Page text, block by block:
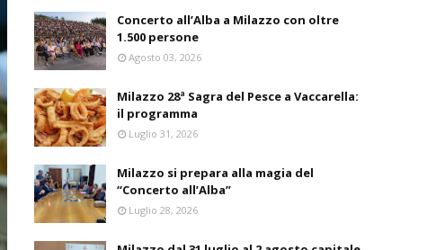
Concerto all’Alba a Milazzo con oltre
1.500 persone
Agosto 03, 2026
Milazzo 28ª Sagra del Pesce a Vaccarella:
il programma
Luglio 31, 2026
Milazzo si prepara alla magia del
“Concerto all’Alba”
Luglio 28, 2026